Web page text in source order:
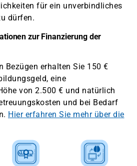
für ein unverbindliches
dürfen.
zur Finanzierung der
Bezügen erhalten Sie 150 €
eine
von 2.500 € und natürlich
und bei Bedarf
Hier erfahren Sie mehr über die